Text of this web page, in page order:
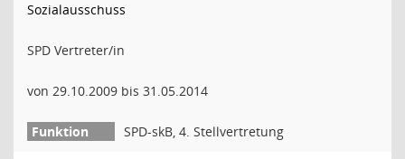
Sozialausschuss
SPD Vertreter/in
von 29.10.2009 bis 31.05.2014
SPD-skB, 4. Stellvertretung